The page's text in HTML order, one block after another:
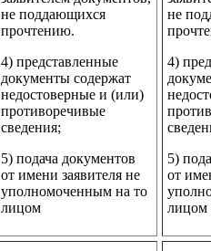
не поддающихся
прочтению.
4) представленные
документы содержат
недостоверные и (или)
противоречивые
сведения;
5) подача документов
от имени заявителя не
уполномоченным на то
лицом
не
4)
5)
от
лицом